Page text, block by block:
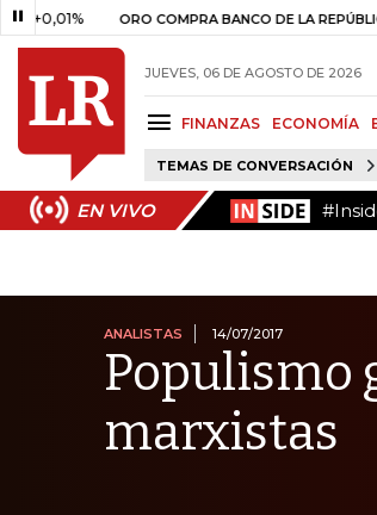
ORO COMPRA BANCO DE LA REPÚBLICA $
JUEVES, 06 DE AGOSTO DE 2026
FINANZAS ECONOMÍA
TEMAS DE CONVERSACIÓN
EN VIVO
EN VIVO
ANALISTAS 14/07/2017
Populismo
marxistas